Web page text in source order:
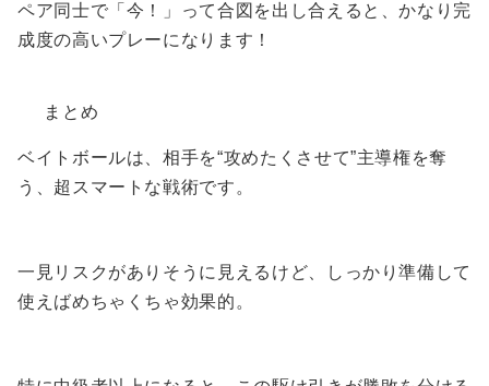
ペア同士で「今！」って合図を出し合えると、かなり完
成度の高いプレーになります！
まとめ
ベイトボールは、相手を“攻めたくさせて”主導権を奪
う、超スマートな戦術です。
一見リスクがありそうに見えるけど、しっかり準備して
使えばめちゃくちゃ効果的。